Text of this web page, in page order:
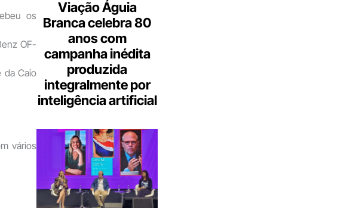
os
OF-
da Caio
vários
Viação Águia
Branca celebra 80
anos com
campanha inédita
produzida
integralmente por
inteligência artificial